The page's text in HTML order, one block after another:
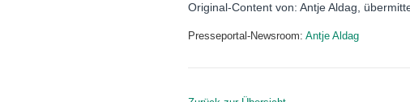
Original-Content von: Antje Aldag,
Presseportal-Newsroom: Antje Aldag